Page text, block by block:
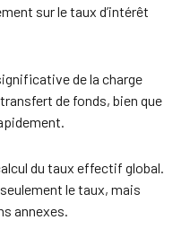
sur le taux d’intérêt
de la charge
de fonds, bien que
du taux effectif global.
le taux, mais
annexes.